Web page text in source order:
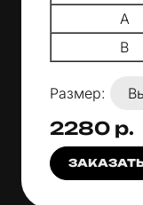
A
B
Размер:
2280 р.